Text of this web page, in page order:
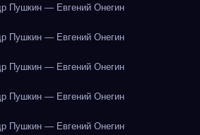
Пушкин — Евгений Онегин
Пушкин — Евгений Онегин
Пушкин — Евгений Онегин
Пушкин — Евгений Онегин
Пушкин — Евгений Онегин